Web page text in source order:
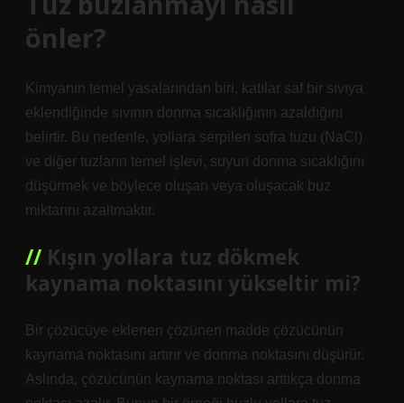
önler?
Kimyanın temel yasalarından biri, katılar saf bir sıvıya
eklendiğinde sıvının donma sıcaklığının azaldığını
belirtir. Bu nedenle, yollara serpilen sofra tuzu (NaCl)
ve diğer tuzların temel işlevi, suyun donma sıcaklığını
düşürmek ve böylece oluşan veya oluşacak buz
miktarını azaltmaktır.
Kışın yollara tuz dökmek
kaynama noktasını yükseltir mi?
Bir çözücüye eklenen çözünen madde çözücünün
kaynama noktasını artırır ve donma noktasını düşürür.
Aslında, çözücünün kaynama noktası arttıkça donma